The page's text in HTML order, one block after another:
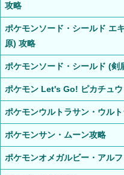
攻略
ポケモンソード・シールド エ
原) 攻略
ポケモンソード・シールド (剣
ポケモン Let's Go! ピカチュ
ポケモンウルトラサン・ウル
ポケモンサン・ムーン攻略
ポケモンオメガルビー・アル